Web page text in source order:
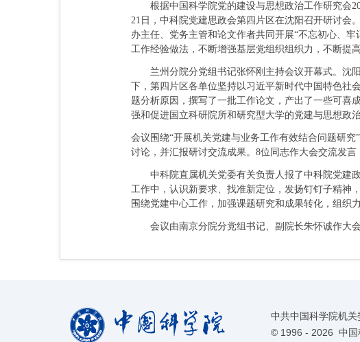
根据中国科学院党的建设与思想政治工作研究会
21日，中科院党建思政会第四片区在沈阳召开研讨会
办主任、党务主管和论文作者共同开展“不忘初心、
工作经验做法，不断增强基层党组织组织力，不断提
兰州分院分党组书记张怀刚主持会议开幕式。沈阳
下，第四片区各单位坚持以习近平新时代中国特色社
题分析原因，撰写了一批工作论文，产出了一些可喜
强和促进国立科研院所和研究型大学的党建与思想政
会议围绕“开展机关党建与业务工作有效结合问题研
讨论，并汇报研讨交流成果。8位同志作大会交流发
中科院直属机关党委有关负责人报了中科院党建政
工作中，认识新要求、找准新定位，发扬钉钉子精神
围绕党建中心工作，加强课题研究和成果转化，组织
会议由南京分院分党组书记、副院长朱怀诚作大会
中共中国科学院机
© 1996 - 2026 中国